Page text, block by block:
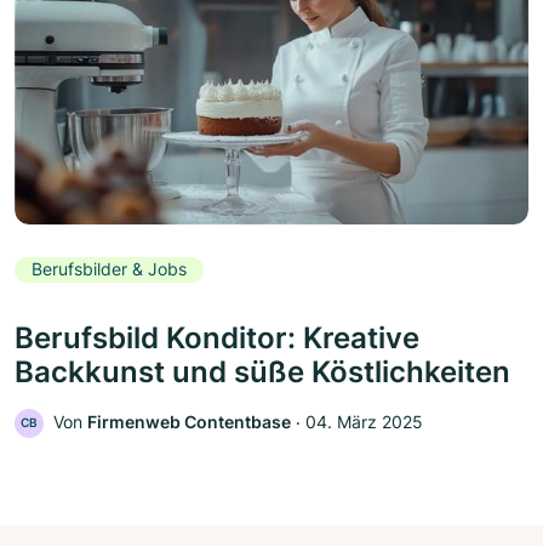
Berufsbilder & Jobs
Berufsbild Konditor: Kreative
Backkunst und süße Köstlichkeiten
CB Von Firmenweb Contentbase ‧ 04. März 2025